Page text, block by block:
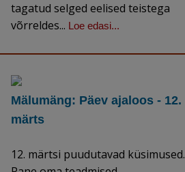
tagatud selged eelised teistega
võrreldes... Loe edasi...
Mälumäng: Päev ajaloos - 12.
märts
12. märtsi puudutavad küsimused.